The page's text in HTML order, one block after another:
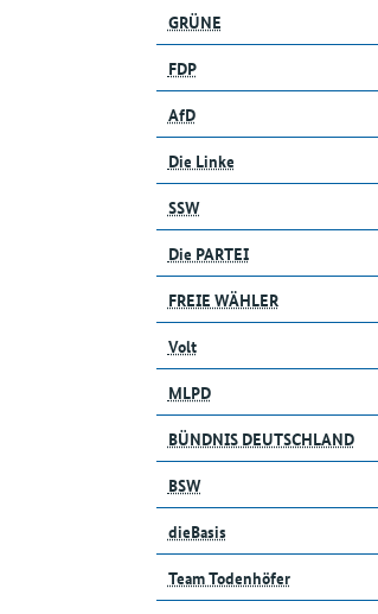
GRÜNE
FDP
AfD
Die Linke
SSW
Die PARTEI
FREIE WÄHLER
Volt
MLPD
BÜNDNIS DEUTSCHLAND
BSW
dieBasis
Team Todenhöfer